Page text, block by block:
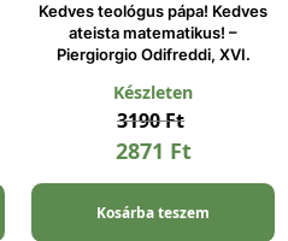
Kedves teológus pápa! Kedves
ateista matematikus! –
Piergiorgio Odifreddi, XVI.
Készleten
3190Ft
2871 Ft
Kosárba teszem